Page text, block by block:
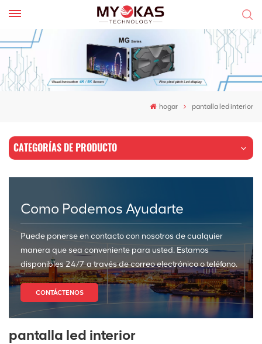
hogar pantalla led interior
CATEGORÍAS DE PRODUCTO
Como Podemos Ayudarte
Puede ponerse en contacto con nosotros de cualquier
manera que sea conveniente para usted. Estamos
disponibles 24/7 a través de correo electrónico o teléfono.
CONTÁCTENOS
pantalla led interior